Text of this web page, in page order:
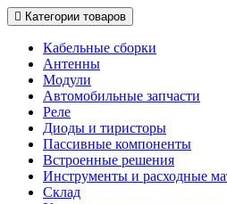
Категории товаров
Кабельные сборки
Антенны
Модули
Автомобильные запчасти
Реле
Диоды и тиристоры
Пассивные компоненты
Встроенные решения
Инструменты и расходные
Склад